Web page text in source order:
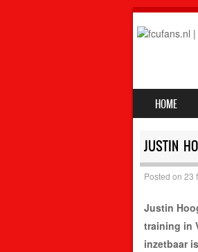
MENU
SKIP TO CONTENT
HOME
JUSTIN
Posted on 23
Justin
training in
inzetbaar